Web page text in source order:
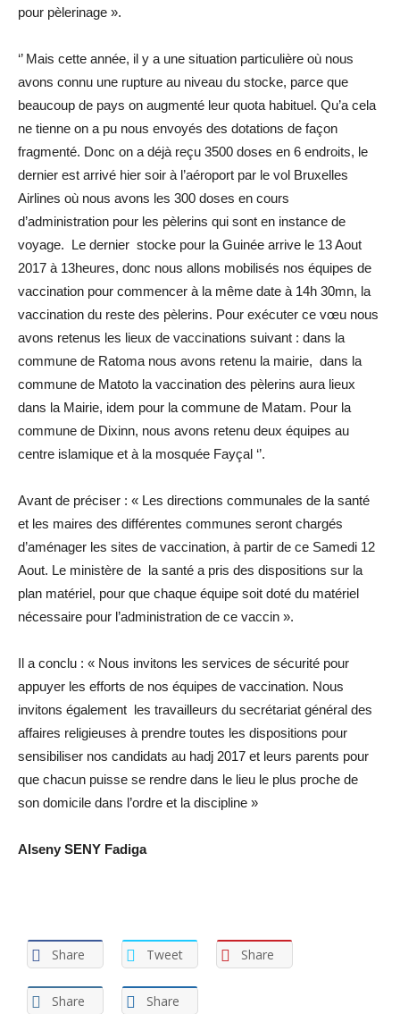
pour pèlerinage ».
‘’ Mais cette année, il y a une situation particulière où nous
avons connu une rupture au niveau du stocke, parce que
beaucoup de pays on augmenté leur quota habituel. Qu’a cela
ne tienne on a pu nous envoyés des dotations de façon
fragmenté. Donc on a déjà reçu 3500 doses en 6 endroits, le
dernier est arrivé hier soir à l’aéroport par le vol Bruxelles
Airlines où nous avons les 300 doses en cours
d’administration pour les pèlerins qui sont en instance de
voyage. Le dernier stocke pour la Guinée arrive le 13 Aout
2017 à 13heures, donc nous allons mobilisés nos équipes de
vaccination pour commencer à la même date à 14h 30mn, la
vaccination du reste des pèlerins. Pour exécuter ce vœu nous
avons retenus les lieux de vaccinations suivant : dans la
commune de Ratoma nous avons retenu la mairie, dans la
commune de Matoto la vaccination des pèlerins aura lieux
dans la Mairie, idem pour la commune de Matam. Pour la
commune de Dixinn, nous avons retenu deux équipes au
centre islamique et à la mosquée Fayçal ‘’.
Avant de préciser : « Les directions communales de la santé
et les maires des différentes communes seront chargés
d’aménager les sites de vaccination, à partir de ce Samedi 12
Aout. Le ministère de la santé a pris des dispositions sur la
plan matériel, pour que chaque équipe soit doté du matériel
nécessaire pour l’administration de ce vaccin ».
Il a conclu : « Nous invitons les services de sécurité pour
appuyer les efforts de nos équipes de vaccination. Nous
invitons également les travailleurs du secrétariat général des
affaires religieuses à prendre toutes les dispositions pour
sensibiliser nos candidats au hadj 2017 et leurs parents pour
que chacun puisse se rendre dans le lieu le plus proche de
son domicile dans l’ordre et la discipline »
Alseny SENY Fadiga
Share Tweet Share
Share Share